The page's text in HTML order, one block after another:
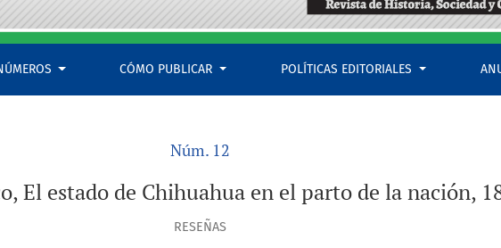
CÓMO PUBLICAR POLÍTICAS EDITORIALES
Núm. 12
El estado de Chihuahua en el parto de la nación,
RESEÑAS